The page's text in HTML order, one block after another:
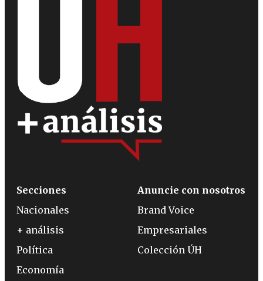
Secciones
Nacionales
+ análisis
Política
Economía
Anuncie con nosotros
Brand Voice
Empresariales
Colección ÚH